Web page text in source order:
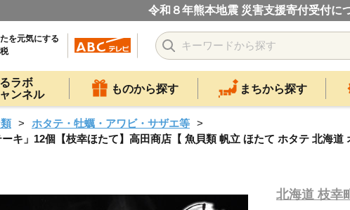
令和８年熊本地震 災害支援寄付受付に
を元気にする
ラボ
ンネル
ものから探す まちから探す
ホタテ・牡蠣・アワビ・サザエ等
キ」12個【枝幸ほたて】高田商店【 魚貝類 帆立 ほたて ホタテ 北海道
北海道 枝幸町